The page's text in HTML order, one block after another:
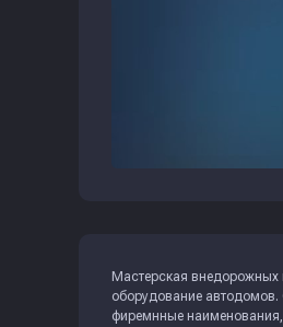
Мастерская внедорожных
оборудование
фиремнные